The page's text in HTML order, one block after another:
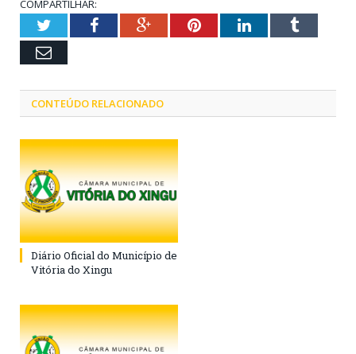
COMPARTILHAR:
TwitterFacebookGoogle+PinterestLinkedInTumblr
Email
CONTEÚDO RELACIONADO
Diário Oficial do Município de
Vitória do Xingu